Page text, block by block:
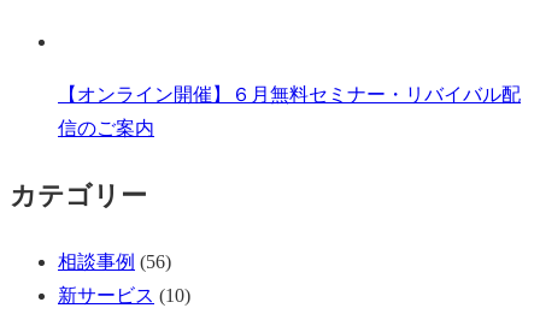
【オンライン開催】６月無料セミナー・リバイバル配
信のご案内
カテゴリー
相談事例 (56)
新サービス (10)